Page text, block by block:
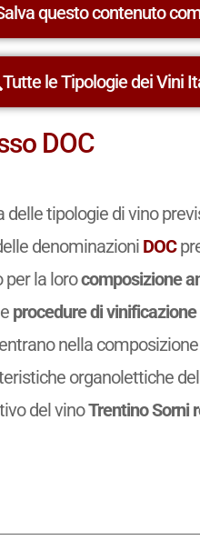
questo contenuto
Tutte le Tipologie dei Vini
DOC
delle tipologie di vino
denominazioni DOC
per la lorocomposizione
procedure di vinificazione
nella
organolettiche del
del vinoTrentino Sorni